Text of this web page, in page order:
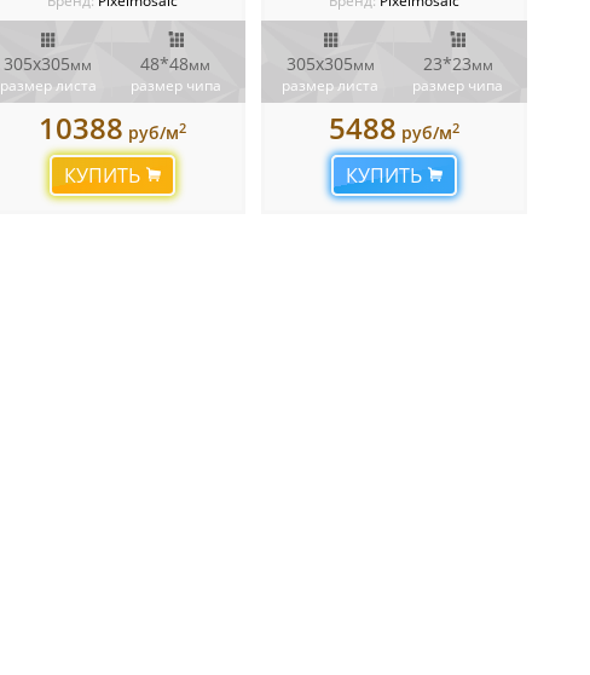
305х305мм
размер листа
48*48мм
размер чипа
10388 руб/м2
КУПИТЬ
305х305мм
размер листа
23*23мм
размер чипа
5488 руб/м2
КУПИТЬ